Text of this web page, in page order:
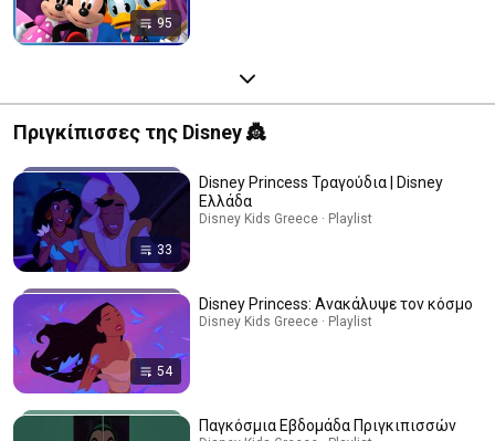
95
Πριγκίπισσες της Disney 👸
33
Disney Princess Τραγούδια | Disney
Ελλάδα
Disney Kids Greece · Playlist
54
Disney Princess: Ανακάλυψε τον κόσμο
Disney Kids Greece · Playlist
Παγκόσμια Εβδομάδα Πριγκιπισσών